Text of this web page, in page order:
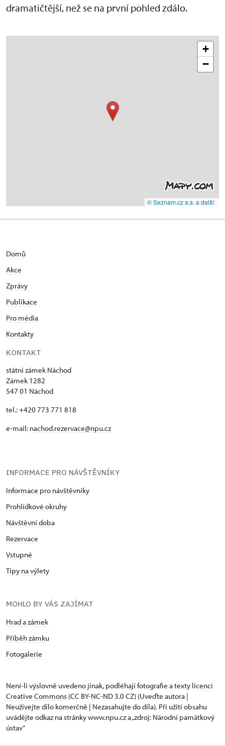
dramatičtější, než se na první pohled zdálo.
+
−
© Seznam.cz a.s. a další
Domů
Akce
Zprávy
Publikace
Pro média
Kontakty
KONTAKT
státní zámek Náchod
Zámek 1282
547 01 Náchod
tel.: +420 773 771 818
e-mail: nachod.rezervace@npu.cz
INFORMACE PRO NÁVŠTĚVNÍKY
Informace pro návštěvníky
Prohlídkové okruhy
Návštěvní doba
Rezervace
Vstupné
Tipy na výlety
MOHLO BY VÁS ZAJÍMAT
Hrad a zámek
Příběh zámku
Fotogalerie
Není-li výslovně uvedeno jinak, podléhají fotografie a texty licenci
Creative Commons (CC BY-NC-ND 3.0 CZ) (Uveďte autora |
Neužívejte dílo komerčně | Nezasahujte do díla). Při užití obsahu
uvádějte odkaz na stránky www.npu.cz a „zdroj: Národní památkový
ústav“